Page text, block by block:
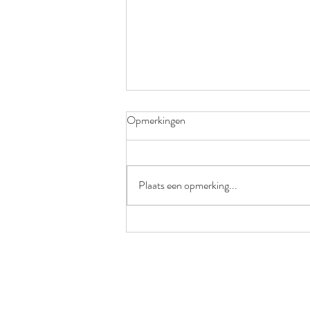
66 dagen onderweg…
Opmerkingen
Plaats een opmerking...